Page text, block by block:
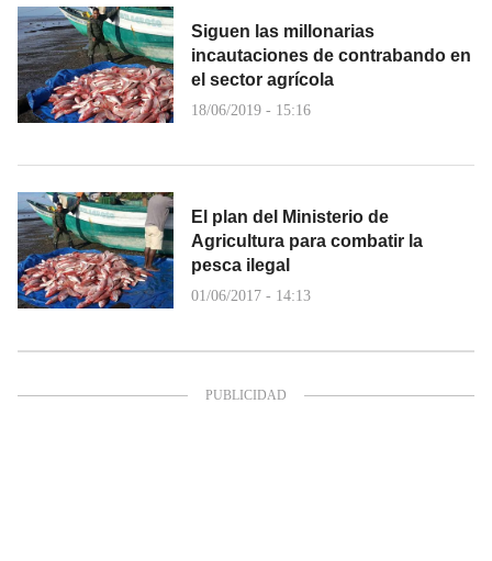
Siguen las millonarias
incautaciones de contrabando en
el sector agrícola
18/06/2019 - 15:16
El plan del Ministerio de
Agricultura para combatir la
pesca ilegal
01/06/2017 - 14:13